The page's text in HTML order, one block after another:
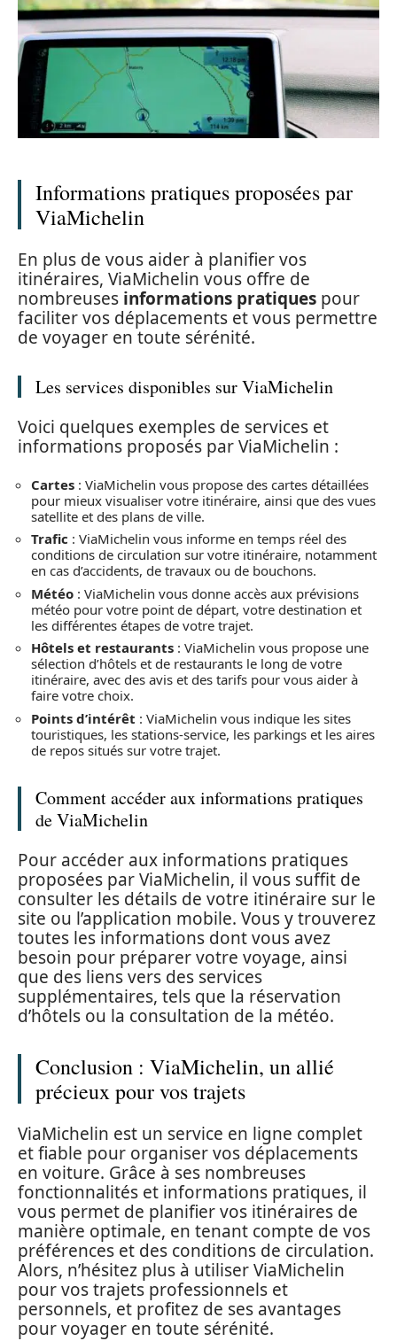
Informations pratiques proposées par
ViaMichelin
En plus de vous aider à planifier vos
itinéraires, ViaMichelin vous offre de
nombreuses informations pratiques pour
faciliter vos déplacements et vous permettre
de voyager en toute sérénité.
Les services disponibles sur ViaMichelin
Voici quelques exemples de services et
informations proposés par ViaMichelin :
Cartes : ViaMichelin vous propose des cartes détaillées
pour mieux visualiser votre itinéraire, ainsi que des vues
satellite et des plans de ville.
Trafic : ViaMichelin vous informe en temps réel des
conditions de circulation sur votre itinéraire, notamment
en cas d’accidents, de travaux ou de bouchons.
Météo : ViaMichelin vous donne accès aux prévisions
météo pour votre point de départ, votre destination et
les différentes étapes de votre trajet.
Hôtels et restaurants : ViaMichelin vous propose une
sélection d’hôtels et de restaurants le long de votre
itinéraire, avec des avis et des tarifs pour vous aider à
faire votre choix.
Points d’intérêt : ViaMichelin vous indique les sites
touristiques, les stations-service, les parkings et les aires
de repos situés sur votre trajet.
Comment accéder aux informations pratiques
de ViaMichelin
Pour accéder aux informations pratiques
proposées par ViaMichelin, il vous suffit de
consulter les détails de votre itinéraire sur le
site ou l’application mobile. Vous y trouverez
toutes les informations dont vous avez
besoin pour préparer votre voyage, ainsi
que des liens vers des services
supplémentaires, tels que la réservation
d’hôtels ou la consultation de la météo.
Conclusion : ViaMichelin, un allié
précieux pour vos trajets
ViaMichelin est un service en ligne complet
et fiable pour organiser vos déplacements
en voiture. Grâce à ses nombreuses
fonctionnalités et informations pratiques, il
vous permet de planifier vos itinéraires de
manière optimale, en tenant compte de vos
préférences et des conditions de circulation.
Alors, n’hésitez plus à utiliser ViaMichelin
pour vos trajets professionnels et
personnels, et profitez de ses avantages
pour voyager en toute sérénité.